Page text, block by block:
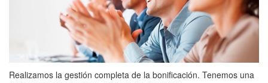
Realizamos la gestión completa de la bonificación. Tenemos una